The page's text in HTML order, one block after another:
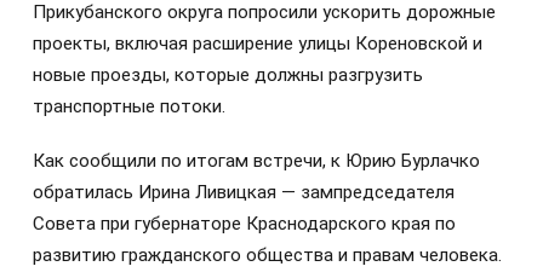
Прикубанского округа попросили ускорить дорожные
проекты, включая расширение улицы Кореновской и
новые проезды, которые должны разгрузить
транспортные потоки.
Как сообщили по итогам встречи, к Юрию Бурлачко
обратилась Ирина Ливицкая — зампредседателя
Совета при губернаторе Краснодарского края по
развитию гражданского общества и правам человека.